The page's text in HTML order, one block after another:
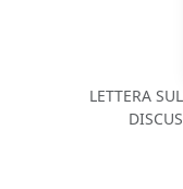
LETTERA